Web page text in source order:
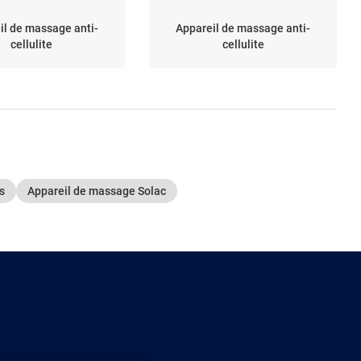
de massage anti-
cellulite
Appareil de massage anti-
cellulite
Appareil de massage Solac